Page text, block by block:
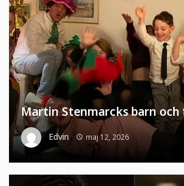
Martin Stenmarcks barn
Edvin maj 12, 2026